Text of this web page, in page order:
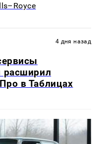
4 дня назад
расширил
в Таблицах